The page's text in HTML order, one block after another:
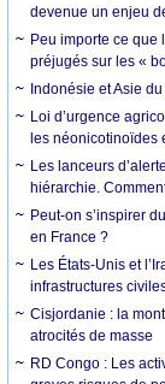
devenue un enjeu
Peu importe ce que
préjugés sur les «
Indonésie et Asie
Loi d’urgence
les néonicotinoïdes
Les lanceurs
hiérarchie.
Peut-on s’inspirer
en France ?
Les États-Unis et
infrastructures
Cisjordanie : la
atrocités de masse
RD Congo : Les